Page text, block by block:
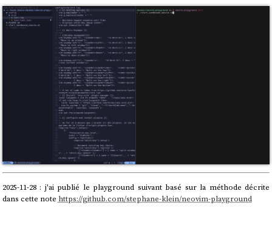
2025-11-28 : j'ai publié le playground suivant basé sur la méthode décrite
dans cette note https://github.com/stephane-klein/neovim-playground